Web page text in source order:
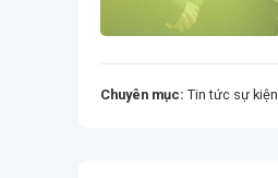
Chuyên mục: Tin tức sự kiện